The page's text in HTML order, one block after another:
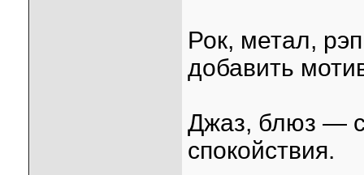
Рок, метал,
добавить
Джаз, блюз —
спокойствия.